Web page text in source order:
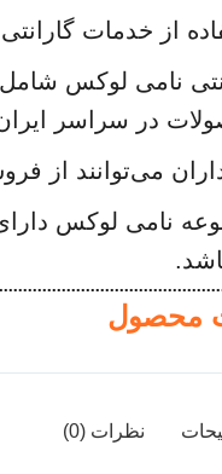
از خدمات
نامی لوکس
در سراسر
می‌توانند از
نامی لوکس
محصول
نظرات (0)